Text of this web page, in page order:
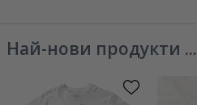
Най-нови продукти ...